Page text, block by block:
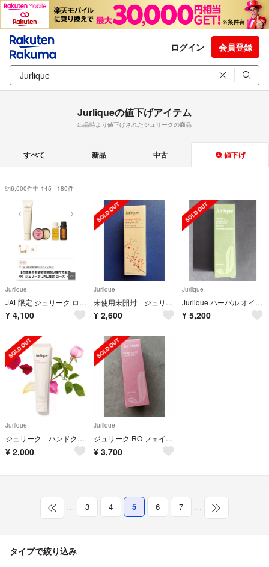
ログイン 会員登録
Jurliqueの値下げアイテム
出品時より値下げされたジュリークの商品
すべて 新品 中古 値下げ
約6,000件中 145 - 180件
Jurlique
JAL限定 ジュリーク ローズトータルケアキット
¥ 4,100
Jurlique
未使用未開封 ジュリーク グレイスフルビューティーファーミングオイル 50ml
¥ 2,600
Jurlique
Jurlique ハーバル オイルインセラム 30mL
¥ 5,200
Jurlique
ジュリーク ハンドクリーム ローズ 新品未使用
¥ 2,000
Jurlique
ジュリーク RO フェイスオイル 30ml
¥ 3,700
… 3 4 5 6 7 …
タイプで絞り込み